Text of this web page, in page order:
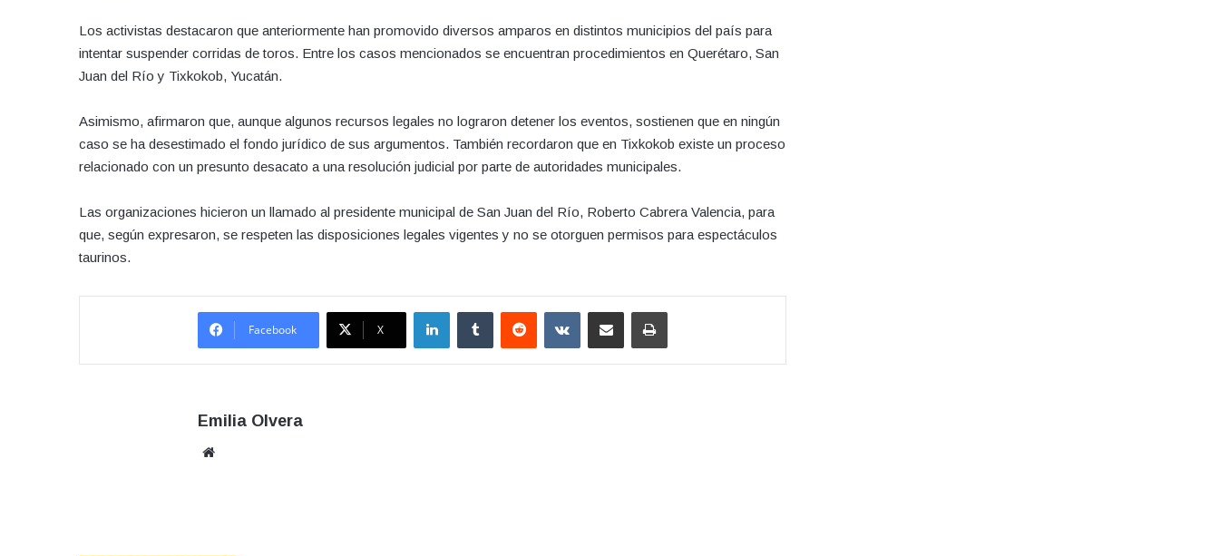
Los activistas destacaron que anteriormente han promovido diversos amparos en distintos municipios del país para
intentar suspender corridas de toros. Entre los casos mencionados se encuentran procedimientos en Querétaro, San
Juan del Río y Tixkokob, Yucatán.
Asimismo, afirmaron que, aunque algunos recursos legales no lograron detener los eventos, sostienen que en ningún
caso se ha desestimado el fondo jurídico de sus argumentos. También recordaron que en Tixkokob existe un proceso
relacionado con un presunto desacato a una resolución judicial por parte de autoridades municipales.
Las organizaciones hicieron un llamado al presidente municipal de San Juan del Río, Roberto Cabrera Valencia, para
que, según expresaron, se respeten las disposiciones legales vigentes y no se otorguen permisos para espectáculos
taurinos.
Facebook X
LinkedInTumblr Reddit VKontakteCompartir por correo electrónicoImprimir
Emilia Olvera